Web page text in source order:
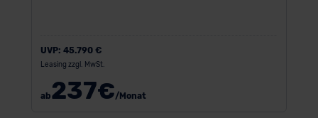
UVP: 45.790 €
Leasing zzgl. MwSt.
ab237€/Monat